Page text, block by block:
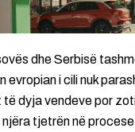
dhe Serbisë
evropian i cili nuk
dyja vendeve por
njëra tjetrën në